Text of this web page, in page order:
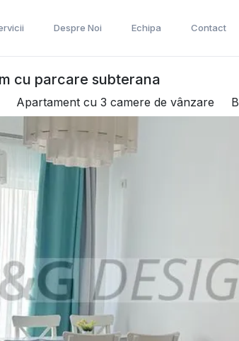
Despre Noi Echipa Contact
cu parcare subterana
Apartament cu 3 camere de vânzare